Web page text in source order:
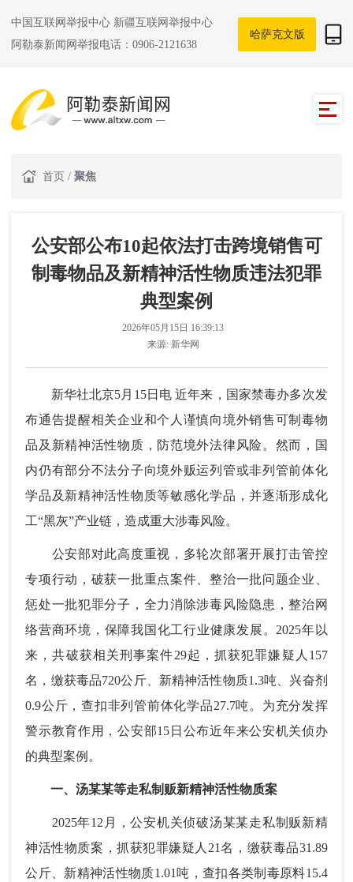
中国互联网举报中心 新疆互联网举报中心
阿勒泰新闻网举报电话：0906-2121638
哈萨克文版
首页 / 聚焦
公安部公布10起依法打击跨境销售可
制毒物品及新精神活性物质违法犯罪
典型案例
2026年05月15日 16:39:13
来源: 新华网
新华社北京5月15日电 近年来，国家禁毒办多次发
布通告提醒相关企业和个人谨慎向境外销售可制毒物
品及新精神活性物质，防范境外法律风险。然而，国
内仍有部分不法分子向境外贩运列管或非列管前体化
学品及新精神活性物质等敏感化学品，并逐渐形成化
工“黑灰”产业链，造成重大涉毒风险。
公安部对此高度重视，多轮次部署开展打击管控
专项行动，破获一批重点案件、整治一批问题企业、
惩处一批犯罪分子，全力消除涉毒风险隐患，整治网
络营商环境，保障我国化工行业健康发展。2025年以
来，共破获相关刑事案件29起，抓获犯罪嫌疑人157
名，缴获毒品720公斤、新精神活性物质1.3吨、兴奋剂
0.9公斤，查扣非列管前体化学品27.7吨。为充分发挥
警示教育作用，公安部15日公布近年来公安机关侦办
的典型案例。
一、汤某某等走私制贩新精神活性物质案
2025年12月，公安机关侦破汤某某走私制贩新精
神活性物质案，抓获犯罪嫌疑人21名，缴获毒品31.89
公斤、新精神活性物质1.01吨，查扣各类制毒原料15.4